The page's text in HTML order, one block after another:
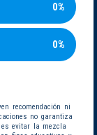
0%
0%
recomendación ni
no garantiza
evitar la mezcla